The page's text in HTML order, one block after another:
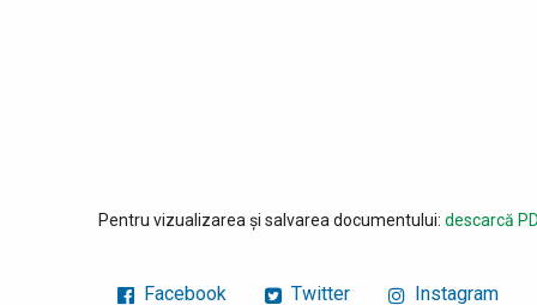
Pentru vizualizarea și salvarea documentului: descarcă
Facebook Twitter Instagram